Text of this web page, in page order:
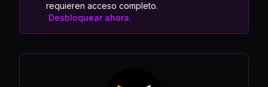
requieren acceso completo.
Desbloquear ahora.